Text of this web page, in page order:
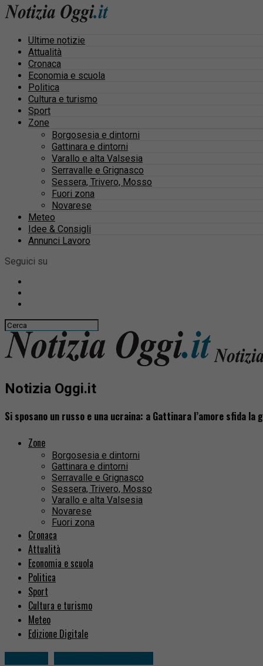
Ultime notizie
Attualità
Cronaca
Economia e scuola
Politica
Cultura e turismo
Sport
Zone
Borgosesia e dintorni
Gattinara e dintorni
Varallo e alta Valsesia
Serravalle e Grignasco
Sessera, Trivero, Mosso
Fuori zona
Novarese
Meteo
Idee & Consigli
Annunci Lavoro
Seguici su
Notizia Oggi.it
Si sposano un russo e una ucraina: a Gattinara l’amore sfida la
Zone
Borgosesia e dintorni
Gattinara e dintorni
Serravalle e Grignasco
Sessera, Trivero, Mosso
Varallo e alta Valsesia
Novarese
Fuori zona
Cronaca
Attualità
Economia e scuola
Politica
Sport
Cultura e turismo
Meteo
Edizione Digitale